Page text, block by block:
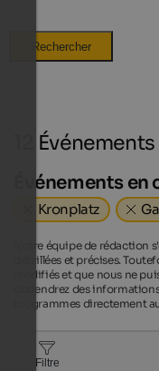
Rechercher
12
Événements
Kronplatz
Notre équipe de rédaction
détaillées et précises.
modifiés et que nous ne
obtiendrez des
programmes directement
Filtre